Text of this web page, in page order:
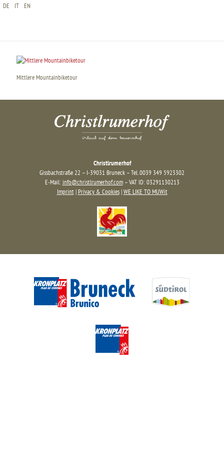
Mittlere Mountainbiketour
Christlrumerhof
Gissbachstraße 22 – I-39031 Bruneck – Tel. 0039 349 5923302
E-Mail: info@christlrumerhof.com– VAT ID: 03291130213
Imprint|Privacy & Cookies|WE LIKE TO MUWit
DE IT EN